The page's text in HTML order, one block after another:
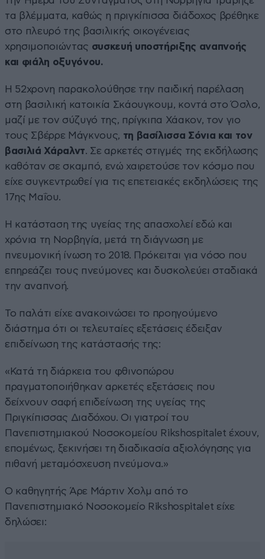
τα βλέμματα, καθώς η πριγκίπισσα διάδοχος βρέθηκε
στο πλευρό της βασιλικής οικογένειας
χρησιμοποιώντας συσκευή υποστήριξης αναπνοής
και φιάλη οξυγόνου.
Η 52χρονη παρακολούθησε την παιδική παρέλαση
στη βασιλική κατοικία Σκάουγκουμ, κοντά στο Όσλο,
μαζί με τον σύζυγό της, πρίγκιπα Χάακον, τον γιο
τους Σβέρρε Μάγκνους, τη βασίλισσα Σόνια και τον
βασιλιά Χάραλντ. Σε αρκετές στιγμές της εκδήλωσης
καθόταν σε σκαμπό, ενώ χαιρετούσε τον κόσμο που
είχε συγκεντρωθεί για τις επετειακές εκδηλώσεις της
17ης Μαΐου.
Η κατάσταση της υγείας της απασχολεί εδώ και
χρόνια τη Νορβηγία, μετά τη διάγνωση με
πνευμονική ίνωση το 2018. Πρόκειται για νόσο που
επηρεάζει τους πνεύμονες και δυσκολεύει σταδιακά
την αναπνοή.
Το παλάτι είχε ανακοινώσει το προηγούμενο
διάστημα ότι οι τελευταίες εξετάσεις έδειξαν
επιδείνωση της κατάστασής της:
«Κατά τη διάρκεια του φθινοπώρου
πραγματοποιήθηκαν αρκετές εξετάσεις που
δείχνουν σαφή επιδείνωση της υγείας της
Πριγκίπισσας Διαδόχου. Οι γιατροί του
Πανεπιστημιακού Νοσοκομείου Rikshospitalet έχουν,
επομένως, ξεκινήσει τη διαδικασία αξιολόγησης για
πιθανή μεταμόσχευση πνεύμονα.»
Ο καθηγητής Άρε Μάρτιν Χολμ από το
Πανεπιστημιακό Νοσοκομείο Rikshospitalet είχε
δηλώσει: